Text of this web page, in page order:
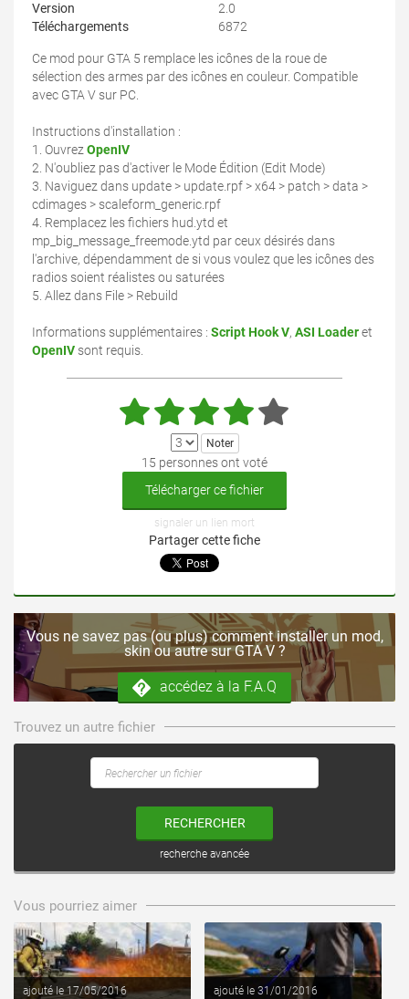
Version
2.0
Téléchargements
6872
Ce mod pour GTA 5 remplace les icônes de la roue de
sélection des armes par des icônes en couleur. Compatible
avec GTA V sur PC.
Instructions d'installation :
1. Ouvrez OpenIV
2. N'oubliez pas d'activer le Mode Édition (Edit Mode)
3. Naviguez dans update > update.rpf > x64 > patch > data >
cdimages > scaleform_generic.rpf
4. Remplacez les fichiers hud.ytd et
mp_big_message_freemode.ytd par ceux désirés dans
l'archive, dépendamment de si vous voulez que les icônes des
radios soient réalistes ou saturées
5. Allez dans File > Rebuild
Informations supplémentaires : Script Hook V, ASI Loaderet
OpenIV sont requis.
15 personnes ont voté
Télécharger ce fichier
signaler un lien mort
Partager cette fiche
Vous ne savez pas (ou plus) comment installer un mod,
skin ou autre sur GTA V ?
accédez à la F.A.Q
Trouvez un autre fichier
RECHERCHER
recherche avancée
Vous pourriez aimer
ajouté le 17/05/2016 ajouté le 31/01/2016